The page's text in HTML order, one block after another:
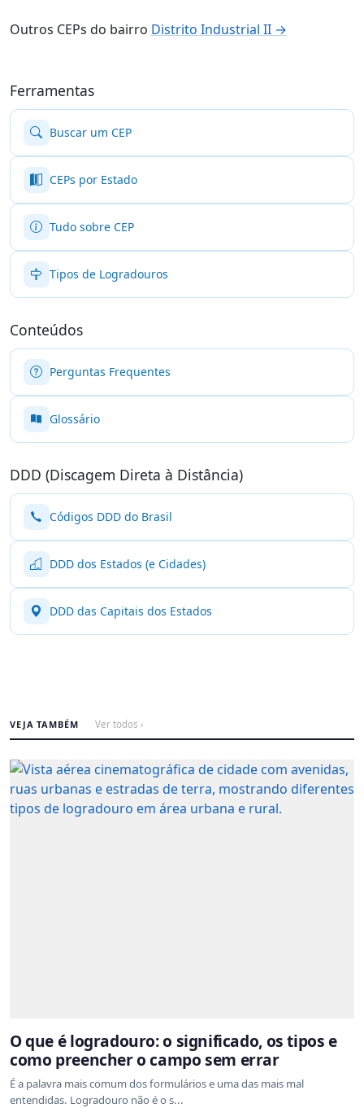
Outros CEPs do bairro Distrito Industrial II →
Ferramentas
Buscar um CEP
CEPs por Estado
Tudo sobre CEP
Tipos de Logradouros
Conteúdos
Perguntas Frequentes
Glossário
DDD (Discagem Direta à Distância)
Códigos DDD do Brasil
DDD dos Estados (e Cidades)
DDD das Capitais dos Estados
VEJA TAMBÉM Ver todos ›
O que é logradouro: o significado, os tipos e
como preencher o campo sem errar
É a palavra mais comum dos formulários e uma das mais mal
entendidas. Logradouro não é o s...